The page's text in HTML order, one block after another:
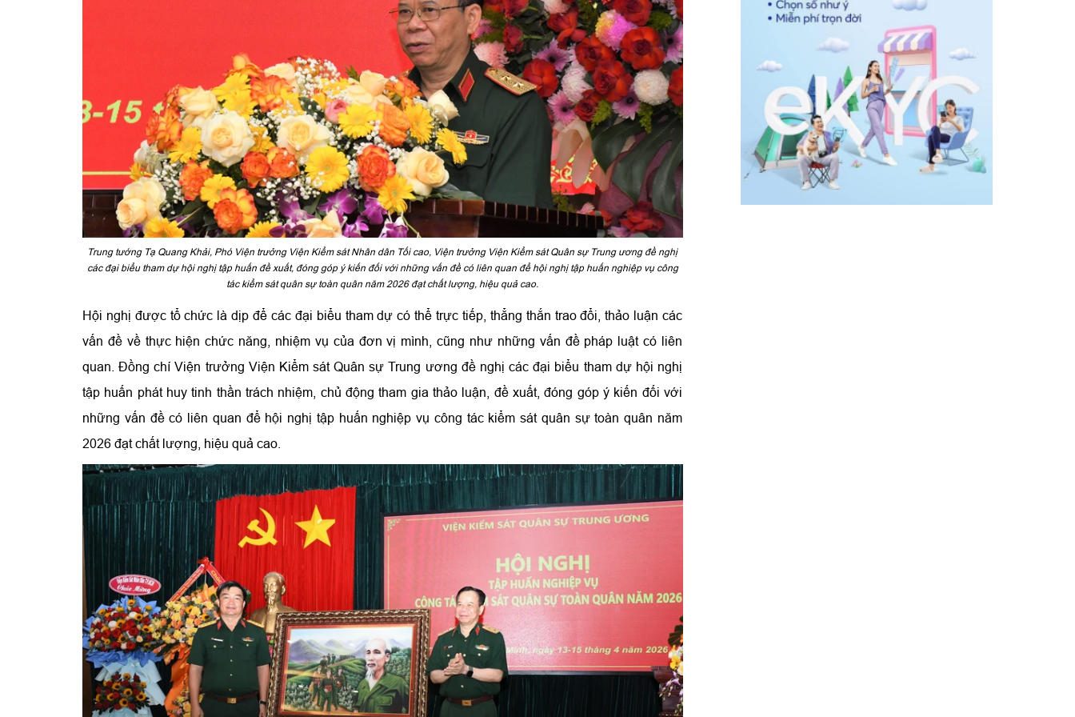
Trung tướng Tạ Quang Khải, Phó Viện trưởng Viện Kiểm sát Nhân dân Tối cao, Viện trưởng Viện Kiểm sát Quân sự Trung ương đề nghị
các đại biểu tham dự hội nghị tập huấn đề xuất, đóng góp ý kiến đối với những vấn đề có liên quan để hội nghị tập huấn nghiệp vụ công
tác kiểm sát quân sự toàn quân năm 2026 đạt chất lượng, hiệu quả cao.
Hội nghị được tổ chức là dịp để các đại biểu tham dự có thể trực tiếp, thẳng thắn trao đổi, thảo luận các
vấn đề về thực hiện chức năng, nhiệm vụ của đơn vị mình, cũng như những vấn đề pháp luật có liên
quan. Đồng chí Viện trưởng Viện Kiểm sát Quân sự Trung ương đề nghị các đại biểu tham dự hội nghị
tập huấn phát huy tinh thần trách nhiệm, chủ động tham gia thảo luận, đề xuất, đóng góp ý kiến đối với
những vấn đề có liên quan để hội nghị tập huấn nghiệp vụ công tác kiểm sát quân sự toàn quân năm
2026 đạt chất lượng, hiệu quả cao.